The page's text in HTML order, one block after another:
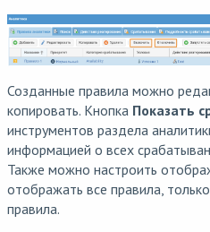
Созданные правила можно
копировать. Кнопка Показать
инструментов раздела
информацией о всех
Также можно настроить
отображать все правила,
правила.